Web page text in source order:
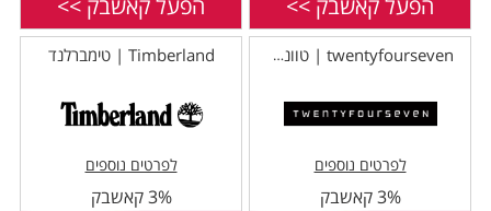
twentyfourseven | טוונטי פור סבן
לפרטים נוספים
3% קאשבק
Timberland | טימברלנד
לפרטים נוספים
3% קאשבק